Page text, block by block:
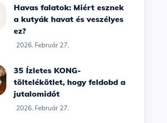
Havas falatok: Miért esznek
a kutyák havat és veszélyes
ez?
2026. Február 27.
35 Ízletes KONG-
töltelékötlet, hogy feldobd a
jutalomidőt
2026. Február 27.